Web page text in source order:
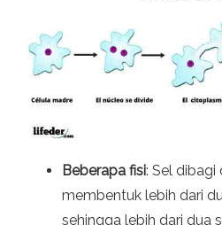
Beberapa fisi: Sel dibagi
membentuk lebih dari
sehingga lebih dari dua